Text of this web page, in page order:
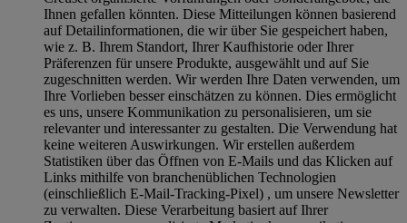
Ihnen gefallen könnten. Diese Mitteilungen können basierend
auf Detailinformationen, die wir über Sie gespeichert haben,
wie z. B. Ihrem Standort, Ihrer Kaufhistorie oder Ihrer
Präferenzen für unsere Produkte, ausgewählt und auf Sie
zugeschnitten werden. Wir werden Ihre Daten verwenden, um
Ihre Vorlieben besser einschätzen zu können. Dies ermöglicht
es uns, unsere Kommunikation zu personalisieren, um sie
relevanter und interessanter zu gestalten. Die Verwendung hat
keine weiteren Auswirkungen. Wir erstellen außerdem
Statistiken über das Öffnen von E-Mails und das Klicken auf
Links mithilfe von branchenüblichen Technologien
(einschließlich E-Mail-Tracking-Pixel) , um unsere Newsletter
zu verwalten. Diese Verarbeitung basiert auf Ihrer